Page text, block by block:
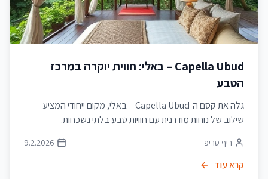
Capella Ubud – באלי: חווית יוקרה במרכז
הטבע
גלה את קסם ה-Capella Ubud – באלי, מקום ייחודי המציע
שילוב של נוחות מודרנית עם חוויות טבע בלתי נשכחות.
ריף טריפ 9.2.2026
קרא עוד